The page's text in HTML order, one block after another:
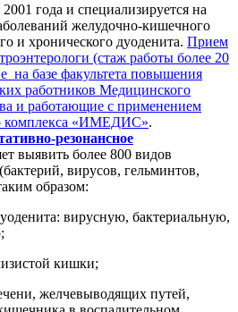
года и специализируется на
желудочно-кишечного
и хронического дуоденита. Прием
(стаж работы более 20
на базе факультета повышения
работников Медицинского
и работающие с применением
комплекса «ИМЕДИС».
резонансное
выявить более 800 видов
вирусов, гельминтов,
образом:
вирусную, бактериальную,
кишки;
желчевыводящих путей,